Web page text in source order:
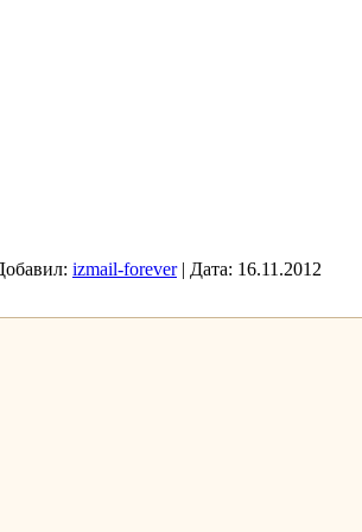
izmail-forever | Дата: 16.11.2012